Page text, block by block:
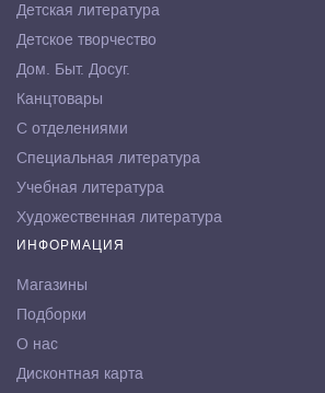
Детская литература
Детское творчество
Дом. Быт. Досуг.
Канцтовары
С отделениями
Специальная литература
Учебная литература
Художественная литература
ИНФОРМАЦИЯ
Магазины
Подборки
О нас
Дисконтная карта